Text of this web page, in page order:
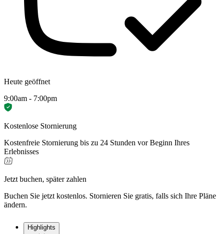
Heute geöffnet
9:00am - 7:00pm
Kostenlose Stornierung
Kostenfreie Stornierung bis zu 24 Stunden vor Beginn Ihres
Erlebnisses
Jetzt buchen, später zahlen
Buchen Sie jetzt kostenlos. Stornieren Sie gratis, falls sich Ihre Pläne
ändern.
Highlights